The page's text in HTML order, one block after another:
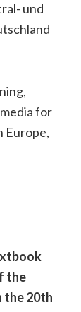
und
for
Europe,
the
the 20th